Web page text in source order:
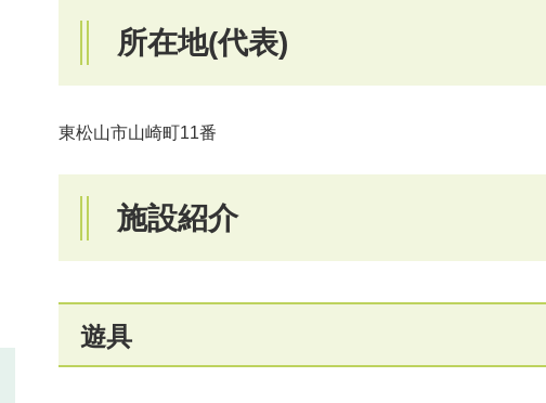
所在地(代表)
東松山市山崎町11番
施設紹介
遊具